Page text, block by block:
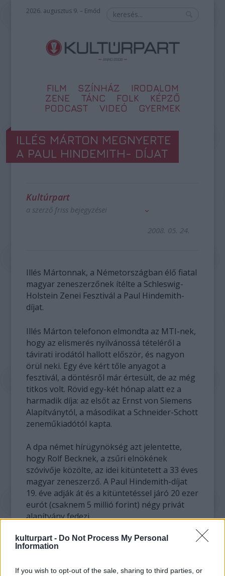
kulturpart - Do Not Process My Personal
Information
If you wish to opt-out of the sale, sharing to third parties, or
2026. augusztus 9. – Emőd
FILM SZÍNHÁZ
IRODALOM
ZENE
TÁNC FOLK
KÉPZŐ
PODCAST
VIDEÓ GYERMEK
ILLÉS MÁRTON MEGNYERTE
A PAUL HINDEMITH- DÍJAT
Kultúrpart
a szerző friss bejegyzései
2008. 05. 24.
Illés Mártonnak, a Németországban élő fiatal
magyar zeneszerzőnek ítélte a Schleswig-
Holstein Zenei Fesztivál a Paul Hindemith-
díjat.
Illés Márton telefonon elmondta az MTI-nek,
hogy az elismerés nyilvánossá tételéről a
távirati irodától hallott először, és nagyon
örül neki. Egy éve kért tőle anyagot a
fesztivál, a döntésről már értesült, de az még
titkos volt. Rövid egy-két hónap alatt ez a
harmadik díja: az elsőt az Ernst von Siemens
Alapítványtól, a másodikat a Schneider-Schott
zeneműkiadótól kapta.
A dpa német hírügynökség azt jelentette,
hogy Rolf Becknek, a zsűri elnökének
szóvivője közölte, az idei kitüntetett a 33 éves
magyar zeneszerző. A Paul Hindemith-díjat
19. éve adják át és a kitüntetéssel járó 20 ezer
eurót (csaknem 5 millió forint) négy privát
alapítvány fedezi.
A díjat Paul Hindemith (1895-1963) német
zeneszerzőről, brácsa- és hegedűművészről,